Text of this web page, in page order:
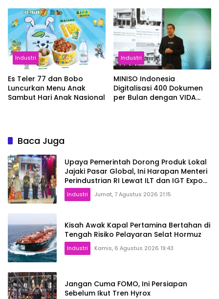
Industri
Es Teler 77 dan Bobo
Luncurkan Menu Anak
Sambut Hari Anak Nasional
Industri
MINISO Indonesia
Digitalisasi 400 Dokumen
per Bulan dengan VIDA
Baca Juga
Upaya Pemerintah Dorong Produk Lokal
Jajaki Pasar Global, Ini Harapan Menteri
Perindustrian RI Lewat ILT dan IGT Expo
2026
Industri Jumat, 7 Agustus 2026 21:15
Kisah Awak Kapal Pertamina Bertahan di
Tengah Risiko Pelayaran Selat Hormuz
Industri Kamis, 6 Agustus 2026 19:43
Jangan Cuma FOMO, Ini Persiapan
Sebelum Ikut Tren Hyrox